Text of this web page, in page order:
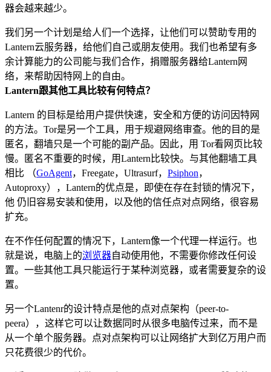
器会越来越少。
我们另一个计划是给人们一个选择，让他们可以赞助专用的
Lantern云服务器，给他们自己或朋友使用。我们也希望有多
余计算能力的公司能与我们合作，捐赠服务器给Lantern网
络，来帮助因特网上的自由。
Lantern跟其他工具比较有何特点？
Lantern 的目标是给用户提供快速，安全和方便的访问因特网
的方法。Tor是另一个工具，用于规避网络审查。他的目的是
匿名，翻墙只是一个可能的副产品。因此，用 Tor看网页比较
慢。匿名不重要的时候，用Lantern比较快。与其他翻墙工具
相比 （GoAgent，Freegate，Ultrasurf， Psiphon，
Autoproxy），Lantern的优点是，即使在存在封锁的情况下，
他 仍旧容易安装和使用，以及他的信任点对点网络，很容易
扩充。
在不作任何配置的情况下，Lantern像一个代理一样运行。也
就是说，电脑上的浏览器自动使用他，不需要你修改任何设
置。一些其他工具只能运行于某种浏览器，或者需要复杂的设
置。
另一个Lantenr的设计特点是他的点对点架构（peer-to-
peera），这样它可以让数据同时从很多电脑传过来，而不是
从一个单个服务器。点对点架构可以让网络扩大到亿万用户而
只花费很少的代价。